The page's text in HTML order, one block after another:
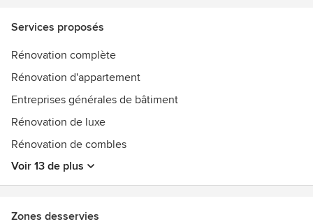
rêves !
Services proposés
Rénovation complète
Rénovation d'appartement
Entreprises générales de bâtiment
Rénovation de luxe
Rénovation de combles
Voir 13 de plus
Zones desservies